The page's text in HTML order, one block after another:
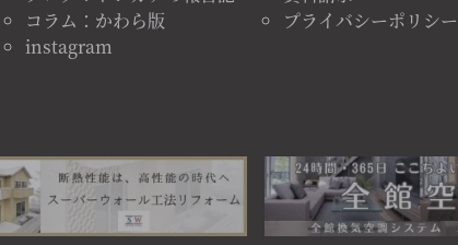
コラム：かわら版
instagram
プライバシーポリシー